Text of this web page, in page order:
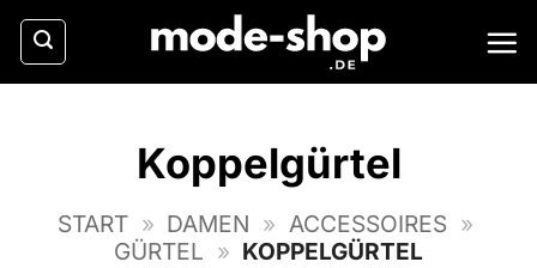
Zum
Inhalt
springen
Koppelgürtel
START » DAMEN » ACCESSOIRES »
GÜRTEL » KOPPELGÜRTEL